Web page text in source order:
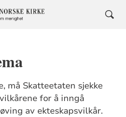
må Skatteetaten sjekke
for å inngå
av ekteskapsvilkår.